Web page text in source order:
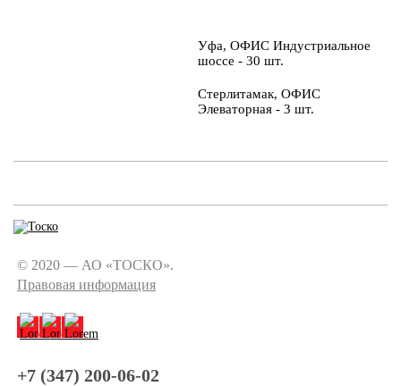
Уфа, ОФИС Индустриальное
шоссе - 30 шт.
Стерлитамак, ОФИС
Элеваторная - 3 шт.
© 2020 — АО «ТОСКО».
Правовая информация
+7 (347) 200-06-02